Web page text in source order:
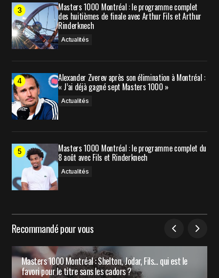
Submit Comment
Masters 1000 Montréal : le programme complet
des huitièmes de finale avec Arthur Fils et Arthur
Rinderknech
Actualités
Alexander Zverev après son élimination à Montréal :
« J’ai déjà gagné sept Masters 1000 »
Actualités
Masters 1000 Montréal : le programme complet du
8 août avec Fils et Rinderknech
Actualités
Recommandé pour vous
Masters 1000 Montréal : Shelton, Jodar, Fils… qui est le
favori pour le titre sans les cadors ?